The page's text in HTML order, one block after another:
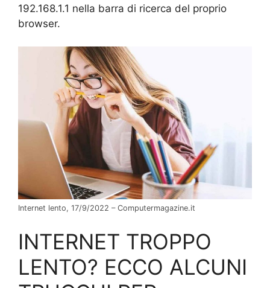
192.168.1.1 nella barra di ricerca del proprio
browser.
Internet lento, 17/9/2022 – Computermagazine.it
INTERNET TROPPO
LENTO? ECCO ALCUNI